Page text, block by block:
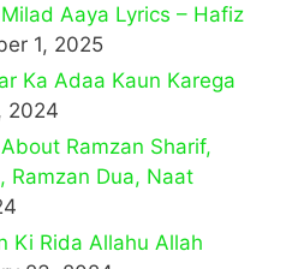
Aaya Lyrics – Hafiz
1, 2025
Ka Adaa Kaun Karega
2024
Ramzan Sharif,
Ramzan Dua, Naat
Ki Rida Allahu Allah